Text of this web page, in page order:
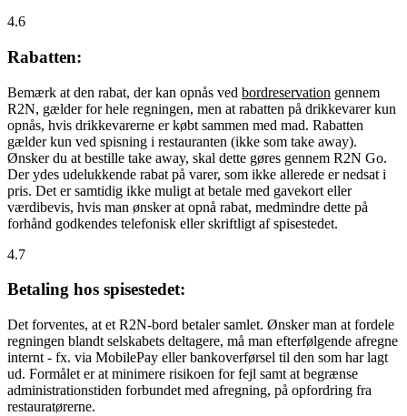
4.6
Rabatten:
Bemærk at den rabat, der kan opnås ved bordreservation gennem
R2N, gælder for hele regningen, men at rabatten på drikkevarer kun
opnås, hvis drikkevarerne er købt sammen med mad. Rabatten
gælder kun ved spisning i restauranten (ikke som take away).
Ønsker du at bestille take away, skal dette gøres gennem R2N Go.
Der ydes udelukkende rabat på varer, som ikke allerede er nedsat i
pris. Det er samtidig ikke muligt at betale med gavekort eller
værdibevis, hvis man ønsker at opnå rabat, medmindre dette på
forhånd godkendes telefonisk eller skriftligt af spisestedet.
4.7
Betaling hos spisestedet:
Det forventes, at et R2N-bord betaler samlet. Ønsker man at fordele
regningen blandt selskabets deltagere, må man efterfølgende afregne
internt - fx. via MobilePay eller bankoverførsel til den som har lagt
ud. Formålet er at minimere risikoen for fejl samt at begrænse
administrationstiden forbundet med afregning, på opfordring fra
restauratørerne.